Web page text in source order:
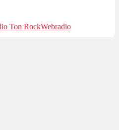
Ton RockWebradio